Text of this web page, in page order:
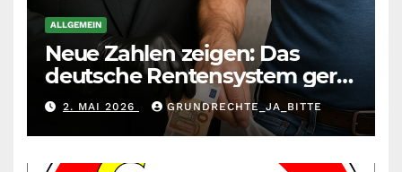
ALLGEMEIN
Neue Zahlen zeigen: Das
deutsche Rentensystem gerät
durch die
Massenzuwanderung
zunehmend unter die Räder.
2. MAI 2026 GRUNDRECHTE_JA_BITTE